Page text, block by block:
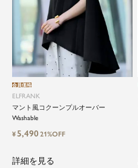
ELFRANK
マント風コクーンプルオーバー
Washable
会員価格
¥5,49021%OFF
詳細を見る